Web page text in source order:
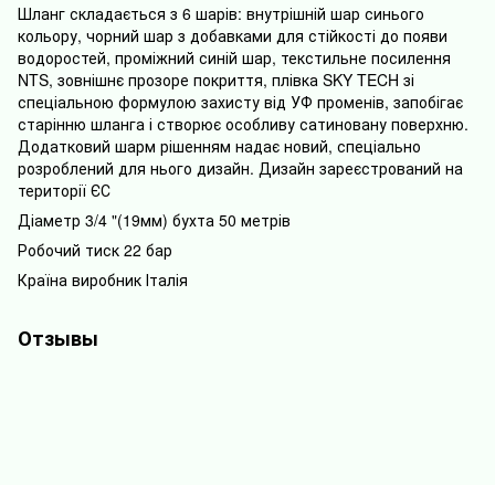
Шланг складається з 6 шарів: внутрішній шар синього
кольору, чорний шар з добавками для стійкості до появи
водоростей, проміжний синій шар, текстильне посилення
NTS, зовнішнє прозоре покриття, плівка SKY TECH зі
спеціальною формулою захисту від УФ променів, запобігає
старінню шланга і створює особливу сатиновану поверхню.
Додатковий шарм рішенням надає новий, спеціально
розроблений для нього дизайн. Дизайн зареєстрований на
території ЄС
Діаметр 3/4 "(19мм) бухта 50 метрів
Робочий тиск 22 бар
Країна виробник Італія
Отзывы